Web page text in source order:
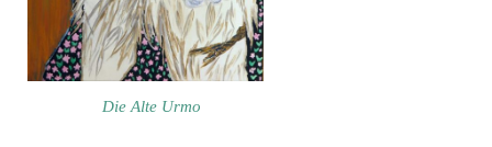
Die Alte Urmo